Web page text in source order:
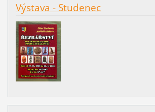
Výstava - Studenec